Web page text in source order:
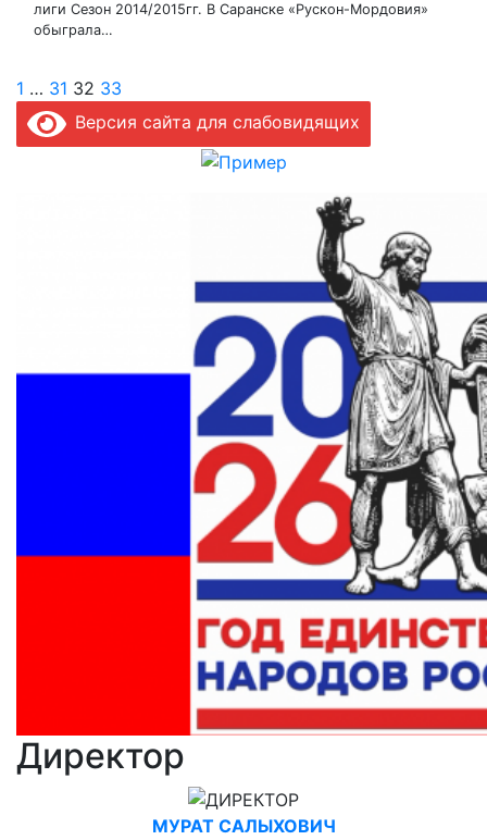
лиги Сезон 2014/2015гг. В Саранске «Рускон-Мордовия»
обыграла…
Пагинация
записей
1 … 31 32 33
Версия сайта для слабовидящих
Директор
МУРАТ САЛЫХОВИЧ